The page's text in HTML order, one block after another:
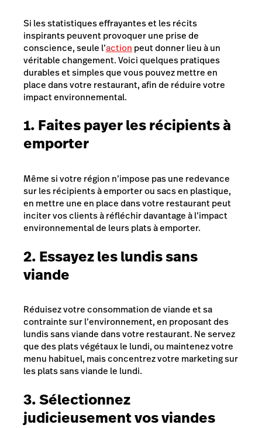
Si les statistiques effrayantes et les récits
inspirants peuvent provoquer une prise de
conscience, seule l’action peut donner lieu à un
véritable changement. Voici quelques pratiques
durables et simples que vous pouvez mettre en
place dans votre restaurant, afin de réduire votre
impact environnemental.
1. Faites payer les récipients à
emporter
Même si votre région n’impose pas une redevance
sur les récipients à emporter ou sacs en plastique,
en mettre une en place dans votre restaurant peut
inciter vos clients à réfléchir davantage à l’impact
environnemental de leurs plats à emporter.
2. Essayez les lundis sans
viande
Réduisez votre consommation de viande et sa
contrainte sur l’environnement, en proposant des
lundis sans viande dans votre restaurant. Ne servez
que des plats végétaux le lundi, ou maintenez votre
menu habituel, mais concentrez votre marketing sur
les plats sans viande le lundi.
3. Sélectionnez
judicieusement vos viandes